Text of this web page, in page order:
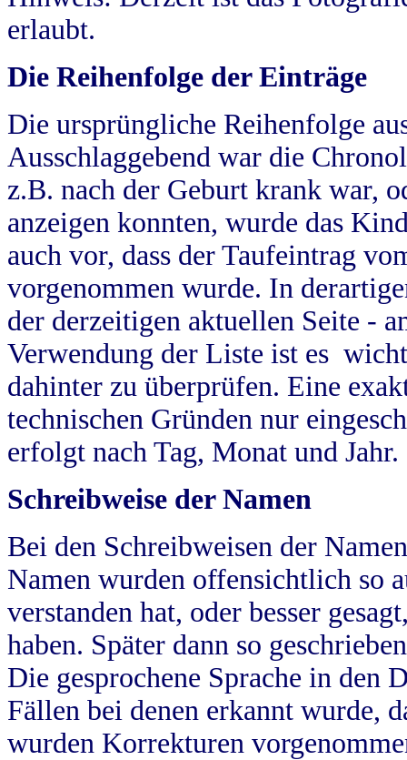
erlaubt.
Die Reihenfolge der Einträge
Die ursprüngliche Reihenfolge
Ausschlaggebend war die
z.B. nach der Geburt krank war,
anzeigen konnten, wurde das
auch vor, dass der Taufeintrag
vorgenommen wurde. In
der derzeitigen aktuellen Seite -
Verwendung der Liste ist es
dahinter zu überprüfen. Eine
technischen Gründen nur
erfolgt nach Tag, Monat und Jahr.
Schreibweise der Namen
Bei den Schreibweisen der
Namen wurden offensichtlich so
verstanden hat, oder besser
haben. Später dann so
Die gesprochene Sprache in
Fällen bei denen erkannt wurde,
wurden Korrekturen